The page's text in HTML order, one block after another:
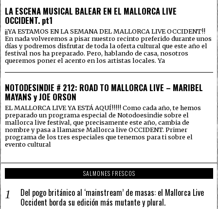
LA ESCENA MUSICAL BALEAR EN EL MALLORCA LIVE
OCCIDENT. pt1
¡¡YA ESTAMOS EN LA SEMANA DEL MALLORCA LIVE OCCIDENT!!
En nada volveremos a pisar nuestro recinto preferido durante unos
días y podremos disfrutar de toda la oferta cultural que este año el
festival nos ha preparado. Pero, hablando de casa, nosotros
queremos poner el acento en los artistas locales. Ya
NOTODESINDIE # 212: ROAD TO MALLORCA LIVE – MARIBEL
MAYANS y JOE ORSON
EL MALLORCA LIVE YA ESTÁ AQUÍ!!!!! Como cada año, te hemos
preparado un programa especial de Notodoesindie sobre el
mallorca live festival, que precisamente este año, cambia de
nombre y pasa a llamarse Mallorca live OCCIDENT. Primer
programa de los tres especiales que tenemos para ti sobre el
evento cultural
SALMONES FRESCOS
Del pogo británico al ‘mainstream’ de masas: el Mallorca Live
Occident borda su edición más mutante y plural.